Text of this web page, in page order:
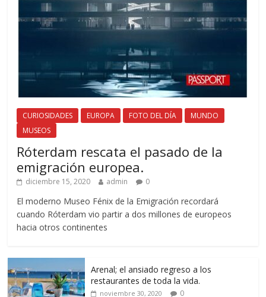
CURIOSIDADES EUROPA FOTO DEL DÍA
MUNDO
MUSEOS
Róterdam rescata el pasado de la
emigración europea.
diciembre 15, 2020 admin 0
El moderno Museo Fénix de la Emigración recordará
cuando Róterdam vio partir a dos millones de europeos
hacia otros continentes
Arenal; el ansiado regreso a los
restaurantes de toda la vida.
noviembre 30, 2020 0